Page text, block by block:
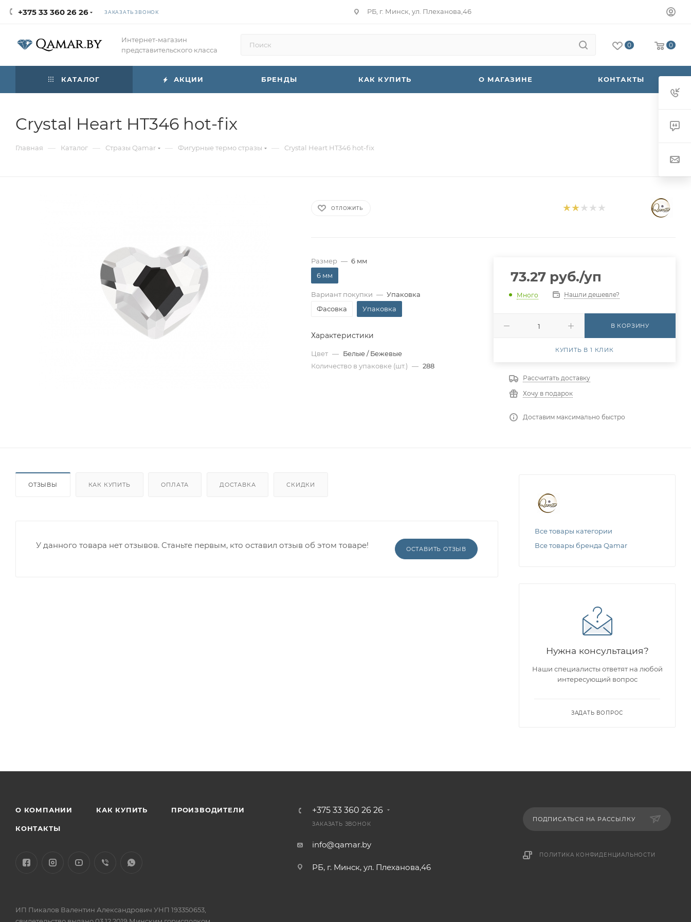
+375 33 360 26 26 ЗАКАЗАТЬ ЗВОНОК РБ, г. Минск, ул. Плеханова,46
Интернет-магазин
представительского класса
0 0
КАТАЛОГ АКЦИИ БРЕНДЫ КАК КУПИТЬ О МАГАЗИНЕ КОНТАКТЫ
Crystal Heart HT346 hot-fix
Главная — Каталог — Стразы Qamar — Фигурные термо стразы — Crystal Heart HT346 hot-fix
ОТЛОЖИТЬ
Размер — 6 мм
6 мм
Вариант покупки — Упаковка
Фасовка
Упаковка
Характеристики
Цвет — Белые / Бежевые
Количество в упаковке (шт.) — 288
73.27руб./уп
Много Нашли дешевле?
В КОРЗИНУ
КУПИТЬ В 1 КЛИК
Рассчитать доставку
Хочу в подарок
Доставим максимально быстро
ОТЗЫВЫ КАК КУПИТЬ ОПЛАТА ДОСТАВКА СКИДКИ
ОСТАВИТЬ ОТЗЫВ
У данного товара нет отзывов. Станьте первым, кто оставил отзыв об этом товаре!
Все товары категории
Все товары бренда Qamar
Нужна консультация?
Наши специалисты ответят на любой
интересующий вопрос
ЗАДАТЬ ВОПРОС
О КОМПАНИИ КАК КУПИТЬ ПРОИЗВОДИТЕЛИ
КОНТАКТЫ
+375 33 360 26 26
ЗАКАЗАТЬ ЗВОНОК
info@qamar.by
РБ, г. Минск, ул. Плеханова,46
ПОДПИСАТЬСЯ НА РАССЫЛКУ
ПОЛИТИКА КОНФИДЕНЦИАЛЬНОСТИ
ИП Пикалов Валентин Александрович УНП 193350653,